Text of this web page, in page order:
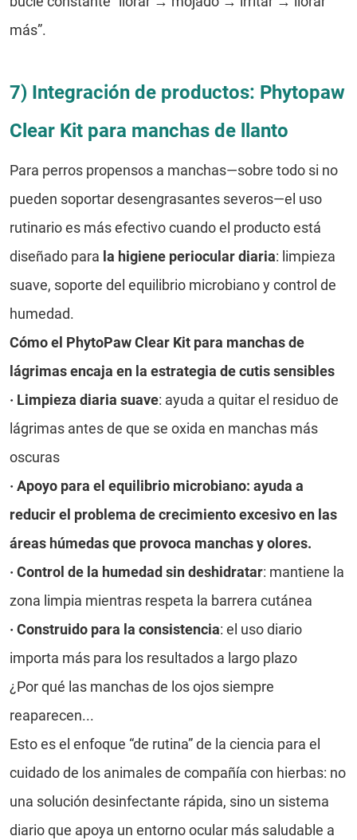
más”.
7) Integración de productos: Phytopaw
Clear Kit para manchas de llanto
Para perros propensos a manchas—sobre todo si no
pueden soportar desengrasantes severos—el uso
rutinario es más efectivo cuando el producto está
diseñado para la higiene periocular diaria: limpieza
suave, soporte del equilibrio microbiano y control de
humedad.
Cómo el PhytoPaw Clear Kit para manchas de
lágrimasencaja en la estrategia de cutis sensibles
· Limpieza diaria suave: ayuda a quitar el residuo de
lágrimas antes de que se oxida en manchas más
oscuras
· Apoyo para el equilibrio microbiano: ayuda a
reducir el problema de crecimiento excesivo en las
áreas húmedas que provoca manchas y olores.
· Control de la humedad sin deshidratar: mantiene la
zona limpia mientras respeta la barrera cutánea
· Construido para la consistencia: el uso diario
importa más para los resultados a largo plazo
¿Por qué las manchas de los ojos siempre
reaparecen...
Esto es el enfoque “de rutina” de la ciencia para el
cuidado de los animales de compañía con hierbas: no
una solución desinfectante rápida, sino un sistema
diario que apoya un entorno ocular más saludable a